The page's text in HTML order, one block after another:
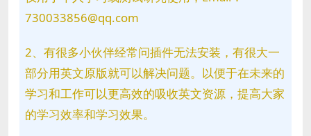
730033856@qq.com
2、有很多小伙伴经常问插件无法安装，有很大一
部分用英文原版就可以解决问题。以便于在未来的
学习和工作可以更高效的吸收英文资源，提高大家
的学习效率和学习效果。